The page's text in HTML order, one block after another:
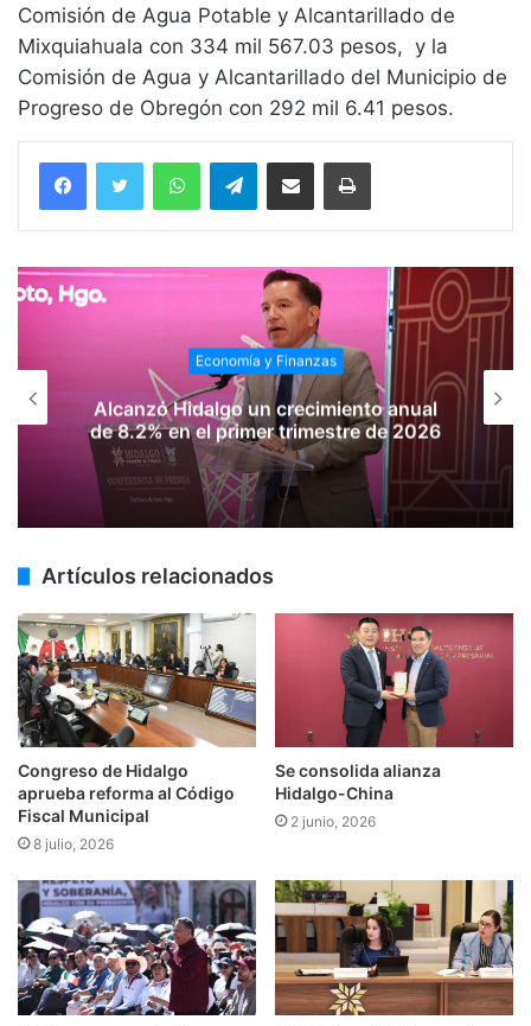
Comisión de Agua Potable y Alcantarillado de
Mixquiahuala con 334 mil 567.03 pesos, y la
Comisión de Agua y Alcantarillado del Municipio de
Progreso de Obregón con 292 mil 6.41 pesos.
WhatsAppTelegramCompartir vía email Imprimir
Economía y Finanzas
Alcanzó Hidalgo un crecimiento anual
de 8.2% en el primer trimestre de 2026
Artículos relacionados
Congreso de Hidalgo
aprueba reforma al Código
Fiscal Municipal
8 julio, 2026
Se consolida alianza
Hidalgo-China
2 junio, 2026